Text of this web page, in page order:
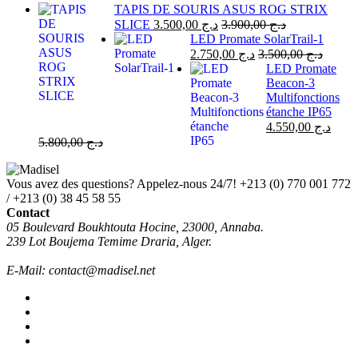
TAPIS DE SOURIS ASUS ROG STRIX
SLICE
د.ج د.ج3.900,00
LED Promate SolarTrail-1
د.ج
د.ج3.500,00
LED Promate
Beacon-3
Multifonctions
étanche IP65
د.ج
د.ج5.800,00
Vous avez des questions? Appelez-nous 24/7! +213 (0) 770 001 772
/ +213 (0) 38 45 58 55
Contact
05 Boulevard Boukhtouta Hocine, 23000, Annaba.
239 Lot Boujema Temime Draria, Alger.
E-Mail: contact@madisel.net